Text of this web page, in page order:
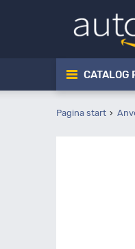
CATALOG
Pagina start